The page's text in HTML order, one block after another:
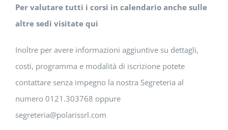
Per valutare tutti i corsi in calendario anche sulle
altre sedi visitate qui
Inoltre per avere informazioni aggiuntive su dettagli,
costi, programma e modalità di iscrizione potete
contattare senza impegno la nostra Segreteria al
numero 0121.303768 oppure
segreteria@polarissrl.com